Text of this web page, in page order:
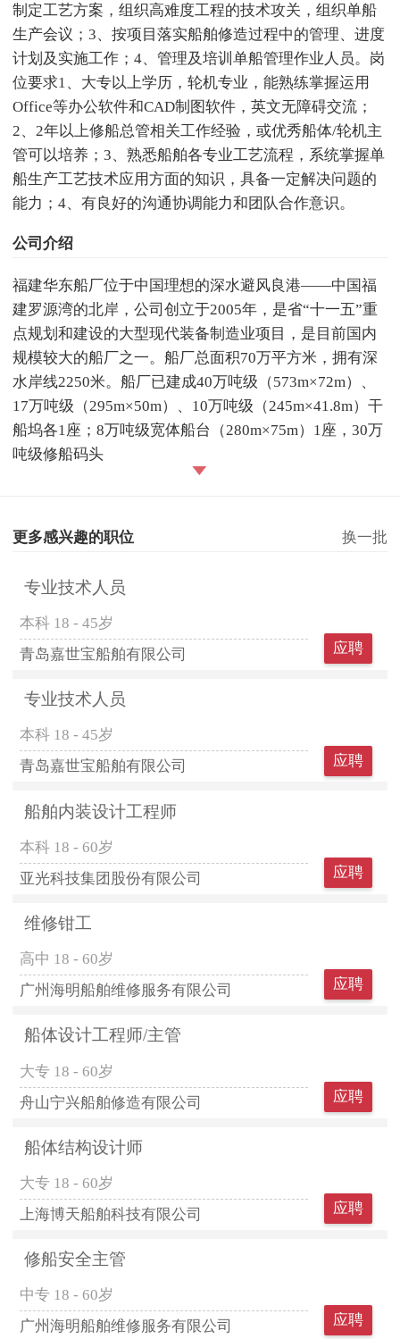
制定工艺方案，组织高难度工程的技术攻关，组织单船
生产会议；3、按项目落实船舶修造过程中的管理、进度
计划及实施工作；4、管理及培训单船管理作业人员。​岗
位要求1、大专以上学历，轮机专业，能熟练掌握运用
Office等办公软件和CAD制图软件，英文无障碍交流；
2、2年以上修船总管相关工作经验，或优秀船体/轮机主
管可以培养；3、熟悉船舶各专业工艺流程，系统掌握单
船生产工艺技术应用方面的知识，具备一定解决问题的
能力；4、有良好的沟通协调能力和团队合作意识。
公司介绍
福建华东船厂位于中国理想的深水避风良港——中国福
建罗源湾的北岸，公司创立于2005年，是省“十一五”重
点规划和建设的大型现代装备制造业项目，是目前国内
规模较大的船厂之一。船厂总面积70万平方米，拥有深
水岸线2250米。船厂已建成40万吨级（573m×72m）、
17万吨级（295m×50m）、10万吨级（245m×41.8m）干
船坞各1座；8万吨级宽体船台（280m×75m）1座，30万
吨级修船码头
更多感兴趣的职位 换一批
专业技术人员
本科 18 - 45岁
青岛嘉世宝船舶有限公司
应聘
专业技术人员
本科 18 - 45岁
青岛嘉世宝船舶有限公司
应聘
船舶内装设计工程师
本科 18 - 60岁
亚光科技集团股份有限公司
应聘
维修钳工
高中 18 - 60岁
广州海明船舶维修服务有限公司
应聘
船体设计工程师/主管
大专 18 - 60岁
舟山宁兴船舶修造有限公司
应聘
船体结构设计师
大专 18 - 60岁
上海博天船舶科技有限公司
应聘
修船安全主管
中专 18 - 60岁
广州海明船舶维修服务有限公司
应聘